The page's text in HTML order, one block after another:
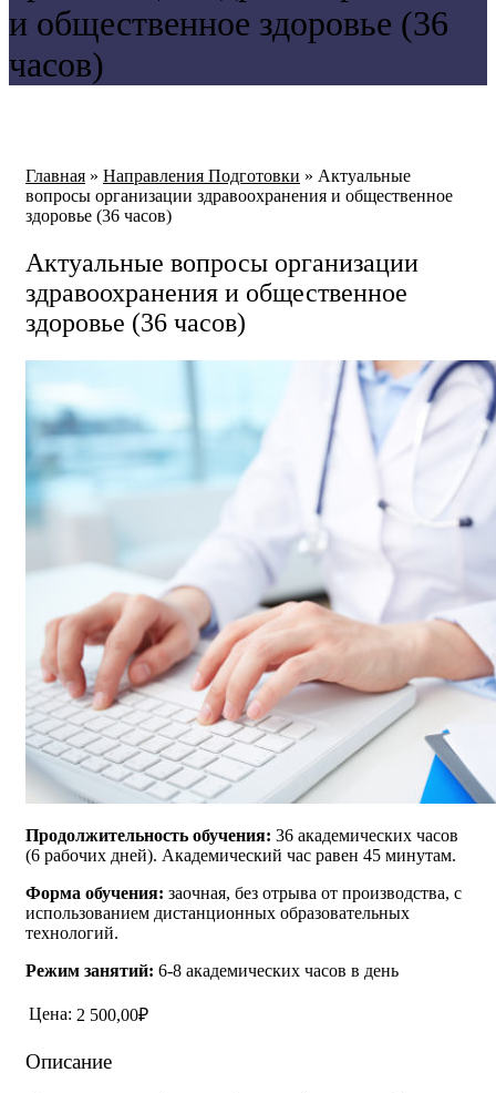
и общественное здоровье (36
часов)
Главная » Направления Подготовки » Актуальные
вопросы организации здравоохранения и общественное
здоровье (36 часов)
Актуальные вопросы организации
здравоохранения и общественное
здоровье (36 часов)
Продолжительность обучения: 36 академических часов
(6 рабочих дней). Академический час равен 45 минутам.
Форма обучения: заочная, без отрыва от производства, с
использованием дистанционных образовательных
технологий.
Режим занятий: 6-8 академических часов в день
Цена: 2 500,00₽
Описание